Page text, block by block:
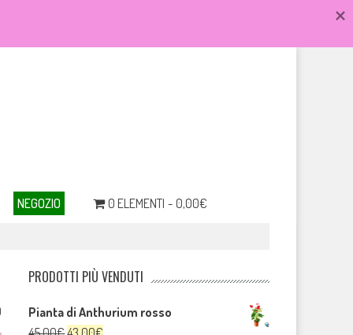
NEGOZIO 0 ELEMENTI 0,00€
PRODOTTI PIÙ VENDUTI
Pianta di Anthurium rosso
Il